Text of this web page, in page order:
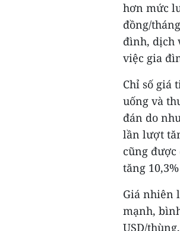
hơn mức
đồng/
đình, dịch
việc gia
Chỉ số giá
uống và
đán do
lần lượt
cũng được
tăng
Giá nhiên
mạnh,
USD/